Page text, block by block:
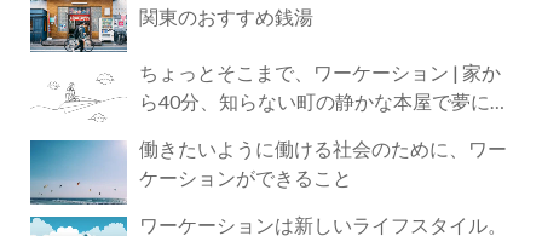
関東のおすすめ銭湯
ちょっとそこまで、ワーケーション | 家か
ら40分、知らない町の静かな本屋で夢に近
働きたいように働ける社会のために、ワー
ケーションができること
ワーケーションは新しいライフスタイル。